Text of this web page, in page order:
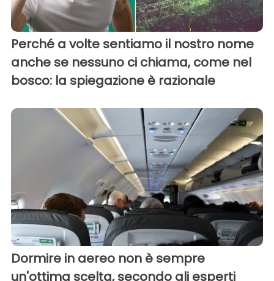
Perché a volte sentiamo il nostro nome
anche se nessuno ci chiama, come nel
bosco: la spiegazione è razionale
Dormire in aereo non è sempre
un'ottima scelta, secondo gli esperti